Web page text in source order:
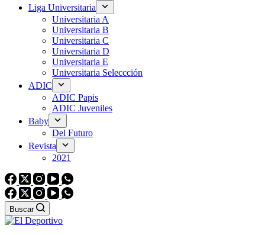
Liga Universitaria
Universitaria A
Universitaria B
Universitaria C
Universitaria D
Universitaria E
Universitaria Seleccción
ADIC
ADIC Papis
ADIC Juveniles
Baby
Del Futuro
Revista
2021
Buscar